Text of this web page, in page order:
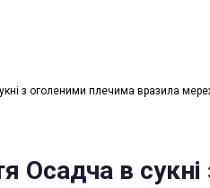
з оголеними плечима вразила
Осадча в сукні